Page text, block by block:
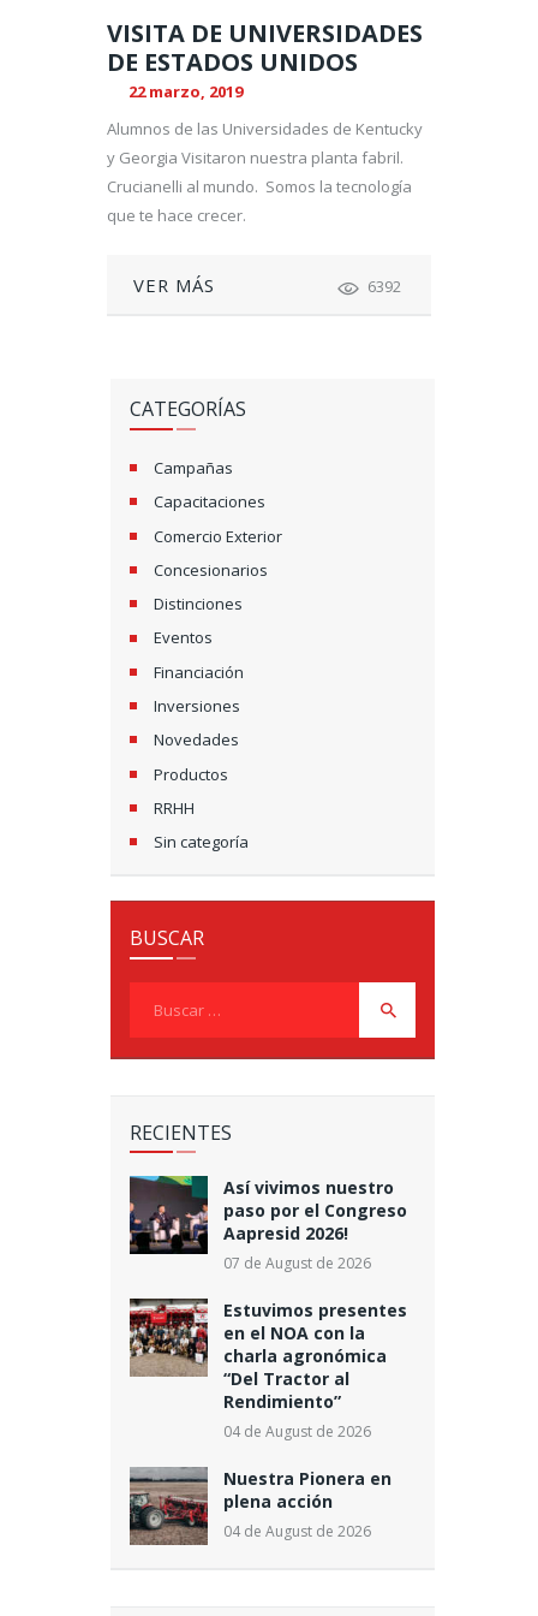
VISITA DE UNIVERSIDADES
DE ESTADOS UNIDOS
22 marzo, 2019
Alumnos de las Universidades de Kentucky
y Georgia Visitaron nuestra planta fabril.
Crucianelli al mundo. Somos la tecnología
que te hace crecer.
VER MÁS 6392
CATEGORÍAS
Campañas
Capacitaciones
Comercio Exterior
Concesionarios
Distinciones
Eventos
Financiación
Inversiones
Novedades
Productos
RRHH
Sin categoría
BUSCAR
RECIENTES
Así vivimos nuestro
paso por el Congreso
Aapresid 2026!
07 de August de 2026
Estuvimos presentes
en el NOA con la
charla agronómica
“Del Tractor al
Rendimiento”
04 de August de 2026
Nuestra Pionera en
plena acción
04 de August de 2026